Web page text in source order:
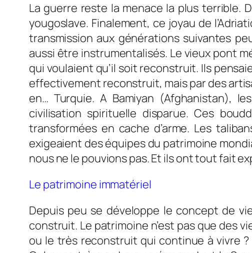
La guerre reste la menace la plus terrible.
yougoslave. Finalement, ce joyau de
transmission aux générations suivantes
aussi être instrumentalisés. Le vieux pont
qui voulaient qu’il soit reconstruit. Ils
effectivement reconstruit, mais par des
en… Turquie. A Bamiyan (Afghanistan),
civilisation spirituelle disparue. Ces
transformées en cache d’arme. Les
exigeaient des équipes du patrimoine
nous ne le pouvions pas. Et ils ont tout fait
Le patrimoine immatériel
Depuis peu se développe le concept de
construit. Le patrimoine n’est pas que des
ou le très reconstruit qui continue à vivre